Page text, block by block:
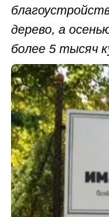
дерево, а
более 5 тысяч